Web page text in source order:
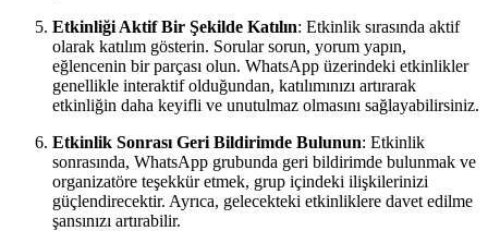
Etkinliği Aktif Bir Şekilde Katılın: Etkinlik sırasında aktif
olarak katılım gösterin. Sorular sorun, yorum yapın,
eğlencenin bir parçası olun. WhatsApp üzerindeki etkinlikler
genellikle interaktif olduğundan, katılımınızı artırarak
etkinliğin daha keyifli ve unutulmaz olmasını sağlayabilirsiniz.
Etkinlik Sonrası Geri Bildirimde Bulunun: Etkinlik
sonrasında, WhatsApp grubunda geri bildirimde bulunmak ve
organizatöre teşekkür etmek, grup içindeki ilişkilerinizi
güçlendirecektir. Ayrıca, gelecekteki etkinliklere davet edilme
şansınızı artırabilir.